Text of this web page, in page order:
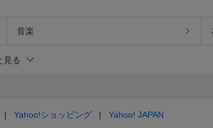
音楽
見る
Yahoo!ショッピング Yahoo! JAPAN